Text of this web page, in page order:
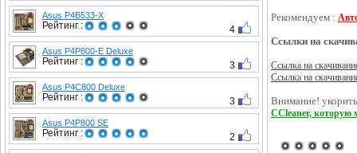
Asus P4B533-X
Рейтинг : 4
Asus P4P800-E Deluxe
Рейтинг : 3
Asus P4C800 Deluxe
Рейтинг : 3
Asus P4P800 SE
Рейтинг : 2
Рекомендуем :
Ссылки на
Ссылка на
Ссылка на
Внимание!
CCleaner, которую